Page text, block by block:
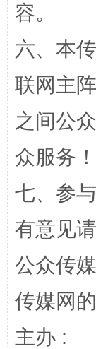
网
容。
六、本
联网主
之间公
众服务
七、参
有意见
公众传
传媒网
主办 :